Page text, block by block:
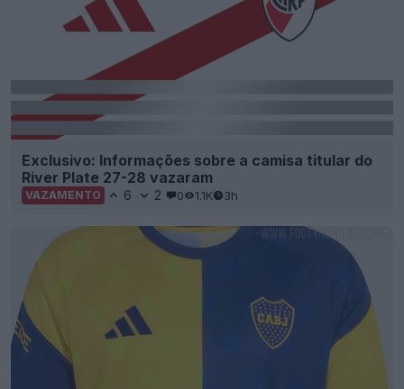
Exclusivo: Informações sobre a camisa titular do
River Plate 27-28 vazaram
VAZAMENTO 6 2 0 1.1K 3h